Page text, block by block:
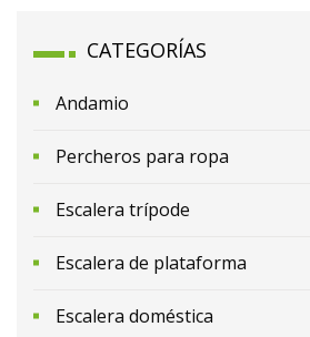
CATEGORÍAS
Andamio
Percheros para ropa
Escalera trípode
Escalera de plataforma
Escalera doméstica